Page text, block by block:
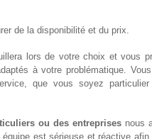
de la disponibilité et du prix.
lors de votre choix et vous
à votre problématique.
que vous soyez
ou des entreprises nous
est sérieuse et réactive afin